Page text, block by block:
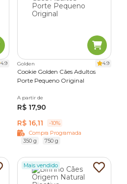
4.9 Golden 4.9
Cookie Golden Cães Adultos
Porte Pequeno Original
A partir de
R$ 17,90
R$ 16,11
-10%
Compra Programada
350 g
750 g
Mais vendido